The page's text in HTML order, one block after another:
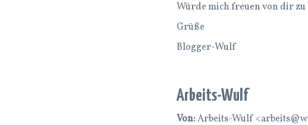
Würde mich freuen von dir
Grüße
Blogger-Wulf
Arbeits-Wulf
Von:Arbeits-Wulf